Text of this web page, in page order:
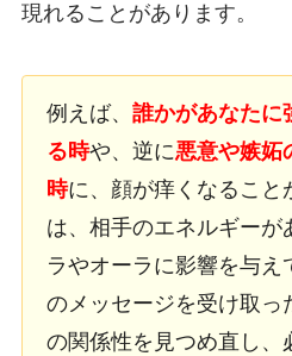
現れることがあります。
例えば、 誰かがあなたに
る時や、逆に悪意や嫉妬
時に、顔が痒くなること
は、相手のエネルギーが
ラやオーラに影響を与え
のメッセージを受け取っ
の関係性を見つめ直し、